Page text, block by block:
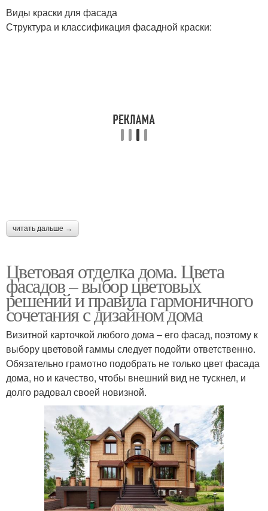
Виды краски для фасада
Структура и классификация фасадной краски:
читать дальше →
Цветовая отделка дома. Цвета
фасадов – выбор цветовых
решений и правила гармоничного
сочетания с дизайном дома
Визитной карточкой любого дома – его фасад, поэтому к
выбору цветовой гаммы следует подойти ответственно.
Обязательно грамотно подобрать не только цвет фасада
дома, но и качество, чтобы внешний вид не тускнел, и
долго радовал своей новизной.